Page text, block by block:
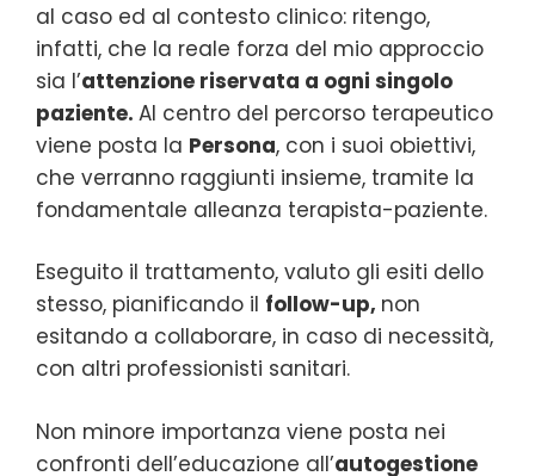
al caso ed al contesto clinico: ritengo,
infatti, che la reale forza del mio approccio
sia l’attenzione riservata a ogni singolo
paziente. Al centro del percorso terapeutico
viene posta la Persona, con i suoi obiettivi,
che verranno raggiunti insieme, tramite la
fondamentale alleanza terapista-paziente.
Eseguito il trattamento, valuto gli esiti dello
stesso, pianificando il follow-up, non
esitando a collaborare, in caso di necessità,
con altri professionisti sanitari.
Non minore importanza viene posta nei
confronti dell’educazione all’autogestione